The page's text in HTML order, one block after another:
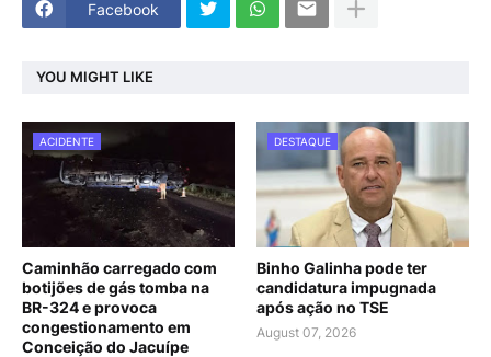
Facebook
YOU MIGHT LIKE
ACIDENTE
Caminhão carregado com
botijões de gás tomba na
BR-324 e provoca
congestionamento em
Conceição do Jacuípe
DESTAQUE
Binho Galinha pode ter
candidatura impugnada
após ação no TSE
August 07, 2026